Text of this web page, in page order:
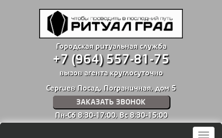
Городская ритуальная служба
+7 (964) 557-81-75
вызов агента круглосуточно
Сергиев Посад, Пограничная, дом 5
ЗАКАЗАТЬ ЗВОНОК
Пн-Сб 8:30-17:00, Вс 8:30-15:00
Меню